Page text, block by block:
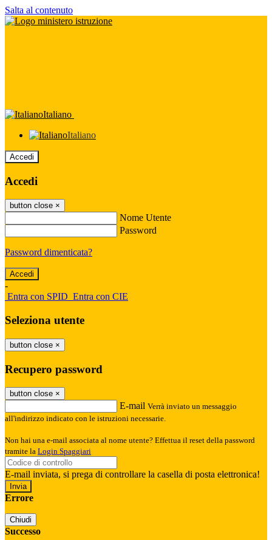
Salta al contenuto
Italiano
Italiano
Accedi
Accedi
button close ×
Nome Utente
Password
Password dimenticata?
-
Entra con SPID Entra con CIE
Seleziona utente
button close ×
Recupero password
button close ×
E-mail Verrà inviato un messaggio
all'indirizzo indicato con le istruzioni necessarie.
Non hai una e-mail associata al nome utente? Effettua il reset della password
tramite la Login Spaggiari
E-mail inviata, si prega di controllare la casella di posta elettronica!
Errore
Chiudi
Successo